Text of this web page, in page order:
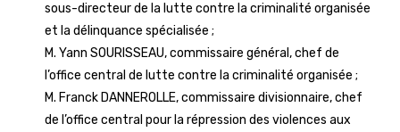
sous-directeur de la lutte contre la criminalité organisée
et la délinquance spécialisée ;
M. Yann SOURISSEAU, commissaire général, chef de
l’office central de lutte contre la criminalité organisée ;
M. Franck DANNEROLLE, commissaire divisionnaire, chef
de l’office central pour la répression des violences aux